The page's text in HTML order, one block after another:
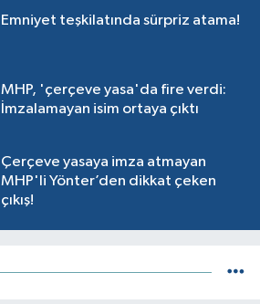
Emniyet teşkilatında sürpriz atama!
MHP, 'çerçeve yasa'da fire verdi:
İmzalamayan isim ortaya çıktı
Çerçeve yasaya imza atmayan
MHP'li Yönter’den dikkat çeken
çıkış!